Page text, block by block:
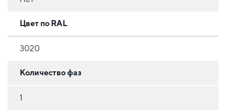
Цвет по RAL
3020
Количество фаз
1